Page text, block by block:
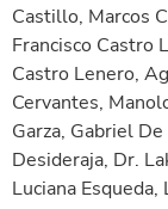
Castillo, Marcos
Francisco Castro
Castro Lenero,
Cervantes,
Garza, Gabriel
Desideraja, Dr.
Luciana